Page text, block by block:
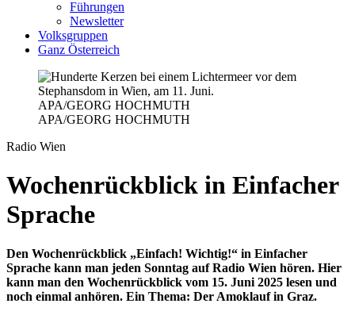
Führungen
Newsletter
Volksgruppen
Ganz Österreich
APA/GEORG HOCHMUTH
APA/GEORG HOCHMUTH
Radio Wien
Wochenrückblick in Einfacher
Sprache
Den Wochenrückblick „Einfach! Wichtig!“ in Einfacher
Sprache kann man jeden Sonntag auf Radio Wien hören. Hier
kann man den Wochenrückblick vom 15. Juni 2025 lesen und
noch einmal anhören. Ein Thema: Der Amoklauf in Graz.